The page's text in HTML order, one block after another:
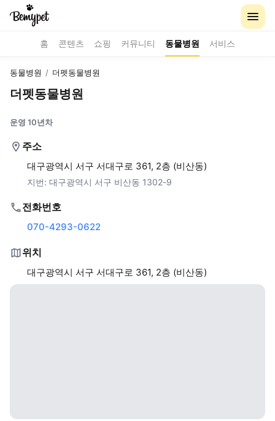
홈 콘텐츠 쇼핑 커뮤니티 동물병원 서비스
동물병원 / 더펫동물병원
더펫동물병원
운영 10년차
주소
대구광역시 서구 서대구로 361, 2층 (비산동)
지번: 대구광역시 서구 비산동 1302-9
전화번호
070-4293-0622
위치
대구광역시 서구 서대구로 361, 2층 (비산동)